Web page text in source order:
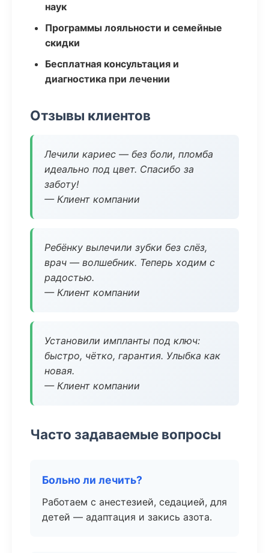
наук
Программы лояльности и семейные
скидки
Бесплатная консультация и
диагностика при лечении
Отзывы клиентов
Лечили кариес — без боли, пломба
идеально под цвет. Спасибо за
заботу!
— Клиент компании
Ребёнку вылечили зубки без слёз,
врач — волшебник. Теперь ходим с
радостью.
— Клиент компании
Установили импланты под ключ:
быстро, чётко, гарантия. Улыбка как
новая.
— Клиент компании
Часто задаваемые вопросы
Больно ли лечить?
Работаем с анестезией, седацией, для
детей — адаптация и закись азота.